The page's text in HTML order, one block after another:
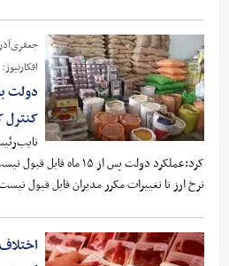
افکارنیوز:
دولت
کنترل
کرد:عملکرد دولت پس از ۱۵
نرخ ارز تا تغییرات مکرر مدیران قابل قبول